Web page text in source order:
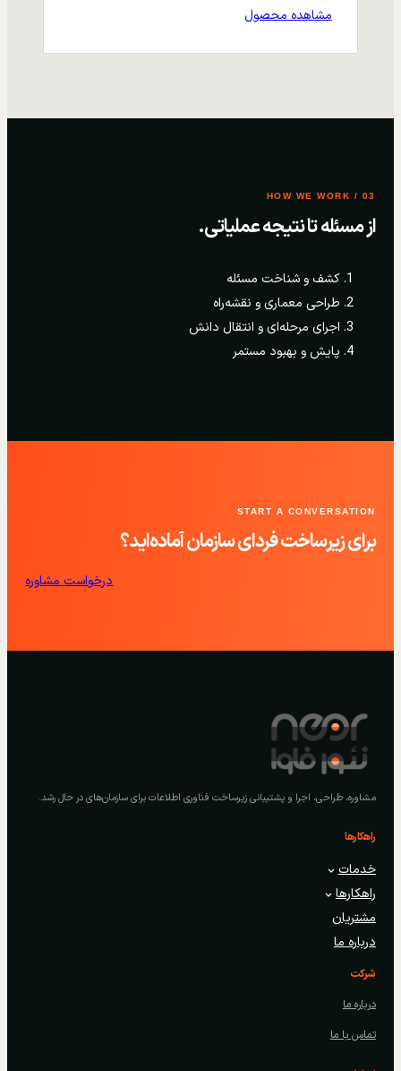
مشاهده محصول
03 / HOW WE WORK
از مسئله تا نتیجه عملیاتی.
کشف و شناخت مسئله
طراحی معماری و نقشه‌راه
اجرای مرحله‌ای و انتقال دانش
پایش و بهبود مستمر
START A CONVERSATION
برای زیرساخت فردای سازمان آماده‌اید؟
درخواست مشاوره
مشاوره، طراحی، اجرا و پشتیبانی زیرساخت فناوری اطلاعات برای سازمان‌های در حال رشد.
راهکارها
خدمات
راهکارها
مشتریان
درباره ما
شرکت
درباره ما
تماس با ما